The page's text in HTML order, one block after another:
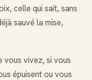
celle qui sait, sans
sauvé la mise,
vous vivez, si vous
épuisent ou vous